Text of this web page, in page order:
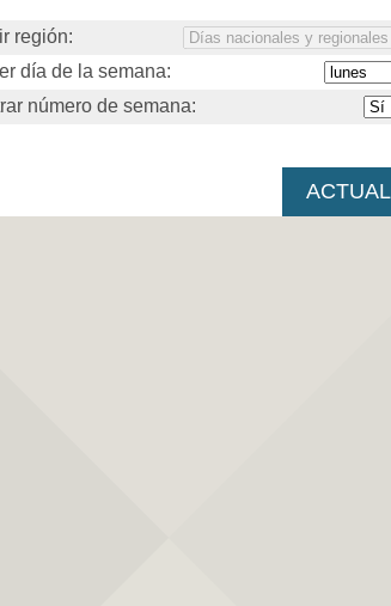
región:
día de la semana:
número de semana: